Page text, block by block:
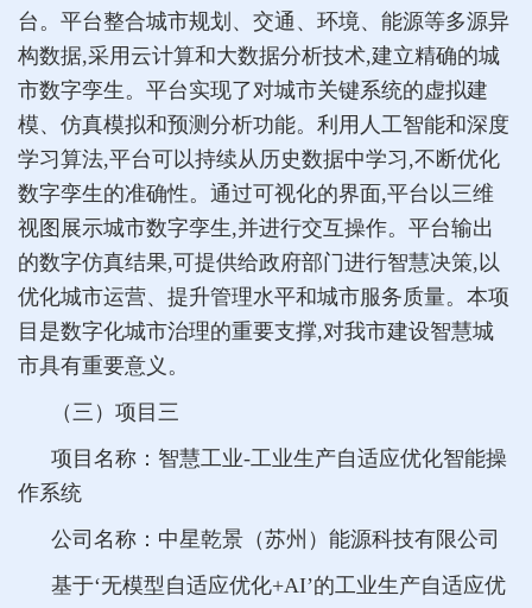
台。平台整合城市规划、交通、环境、能源等多源异
构数据,采用云计算和大数据分析技术,建立精确的城
市数字孪生。平台实现了对城市关键系统的虚拟建
模、仿真模拟和预测分析功能。利用人工智能和深度
学习算法,平台可以持续从历史数据中学习,不断优化
数字孪生的准确性。通过可视化的界面,平台以三维
视图展示城市数字孪生,并进行交互操作。平台输出
的数字仿真结果,可提供给政府部门进行智慧决策,以
优化城市运营、提升管理水平和城市服务质量。本项
目是数字化城市治理的重要支撑,对我市建设智慧城
市具有重要意义。
（三）项目三
项目名称：智慧工业-工业生产自适应优化智能操
作系统
公司名称：中星乾景（苏州）能源科技有限公司
基于‘无模型自适应优化+AI’的工业生产自适应优